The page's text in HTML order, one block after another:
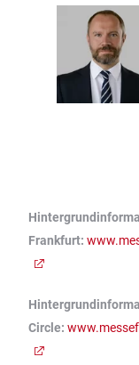
Frankfurt:
Circle: